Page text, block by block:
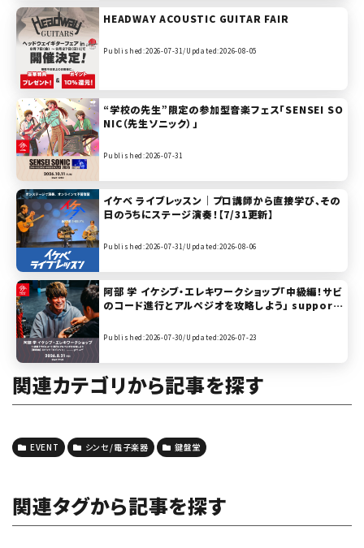
HEADWAY ACOUSTIC GUITAR FAIR
Published:2026-07-31/Updated:2026-08-05
“学校の先生”限定の参加型音楽フェス「SENSEI SO
NIC（先生ソニック）」
Published:2026-07-31
イケベ ライブレッスン｜プロ講師から直接学び、その
日のうちにステージ演奏！【7/31更新】
Published:2026-07-31/Updated:2026-08-06
阿部 学 イケシブ・エレキワークショップ「中級編！サビ
のコード進行とアルペジオを攻略しよう」 support
Published:2026-07-30/Updated:2026-07-23
関連カテゴリから記事を探す
EVENT シンセ/電子楽器 鍵盤堂
関連タグから記事を探す